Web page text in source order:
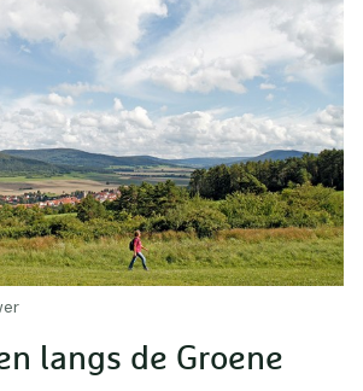
langs de Groene